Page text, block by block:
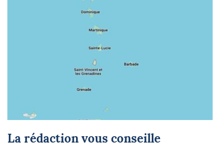
La rédaction vous conseille